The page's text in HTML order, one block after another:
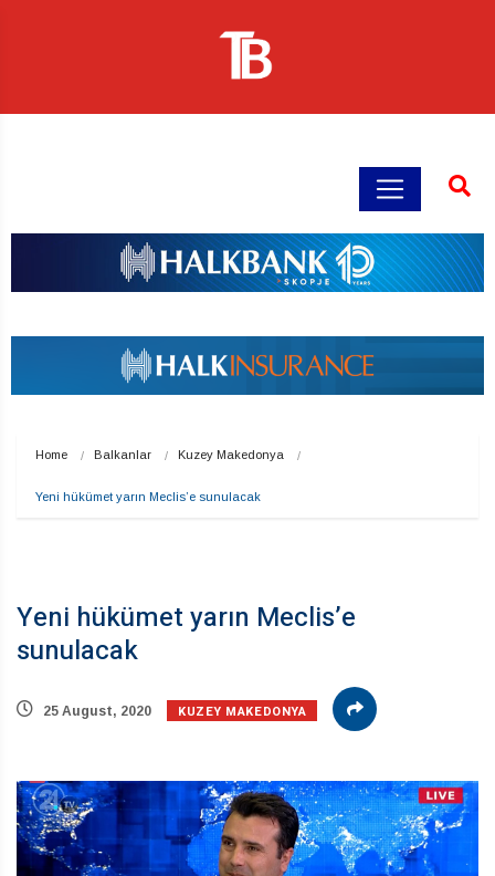
Home Balkanlar Kuzey Makedonya
Yeni hükümet yarın Meclis’e sunulacak
Yeni hükümet yarın Meclis’e
sunulacak
25 August, 2020 KUZEY MAKEDONYA